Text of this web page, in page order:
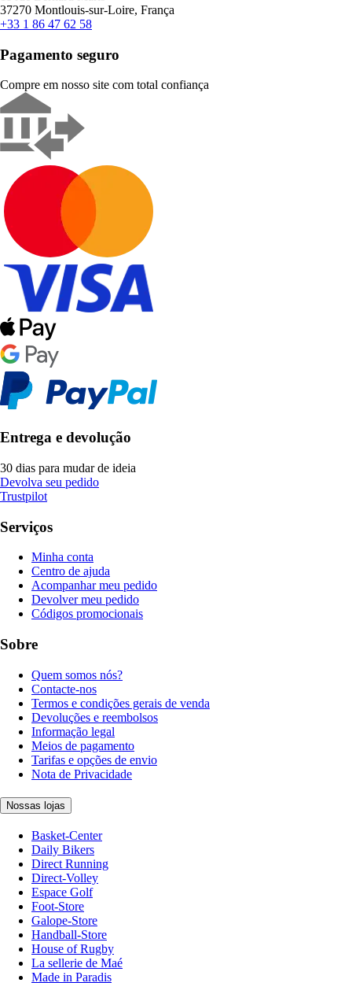
37270 Montlouis-sur-Loire, França
+33 1 86 47 62 58
Pagamento seguro
Compre em nosso site com total confiança
Entrega e devolução
30 dias para mudar de ideia
Devolva seu pedido
Trustpilot
Serviços
Minha conta
Centro de ajuda
Acompanhar meu pedido
Devolver meu pedido
Códigos promocionais
Sobre
Quem somos nós?
Contacte-nos
Termos e condições gerais de venda
Devoluções e reembolsos
Informação legal
Meios de pagamento
Tarifas e opções de envio
Nota de Privacidade
Nossas lojas
Basket-Center
Daily Bikers
Direct Running
Direct-Volley
Espace Golf
Foot-Store
Galope-Store
Handball-Store
House of Rugby
La sellerie de Maé
Made in Paradis